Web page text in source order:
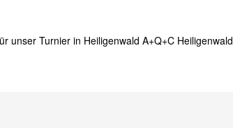
unser Turnier in Heiligenwald A+Q+C Heiligenwald